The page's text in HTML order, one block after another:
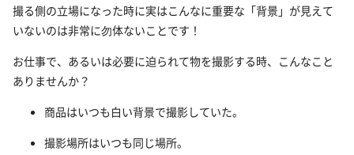
撮る側の立場になった時に実はこんなに重要な「背景」が見えて
いないのは非常に勿体ないことです！
お仕事で、あるいは必要に迫られて物を撮影する時、こんなこと
ありませんか？
商品はいつも白い背景で撮影していた。
撮影場所はいつも同じ場所。